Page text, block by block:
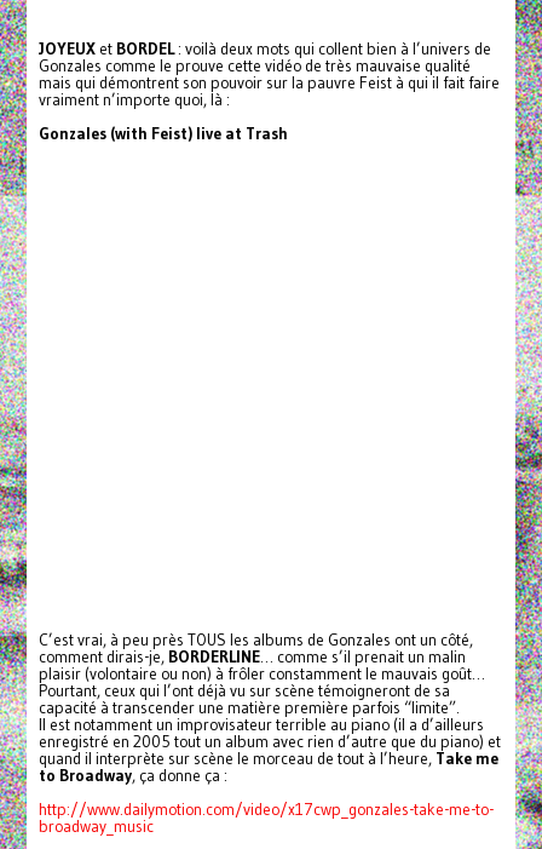
JOYEUXet BORDEL: voilà deux mots qui collent bien à l’univers de
Gonzales comme le prouve cette vidéo de très mauvaise qualité
mais qui démontrent son pouvoir sur la pauvre Feist à qui il fait faire
vraiment n’importe quoi, là :
Gonzales (with Feist) live at Trash
C’est vrai, à peu près TOUS les albums de Gonzales ont un côté,
comment dirais-je, BORDERLINE… comme s’il prenait un malin
plaisir (volontaire ou non) à frôler constamment le mauvais goût…
Pourtant, ceux qui l’ont déjà vu sur scène témoigneront de sa
capacité à transcender une matière première parfois “limite”.
Il est notamment un improvisateur terrible au piano (il a d’ailleurs
enregistré en 2005 tout un album avec rien d’autre que du piano) et
quand il interprète sur scène le morceau de tout à l’heure, Take me
to Broadway, ça donne ça :
http://www.dailymotion.com/video/x17cwp_gonzales-take-me-to-
broadway_music